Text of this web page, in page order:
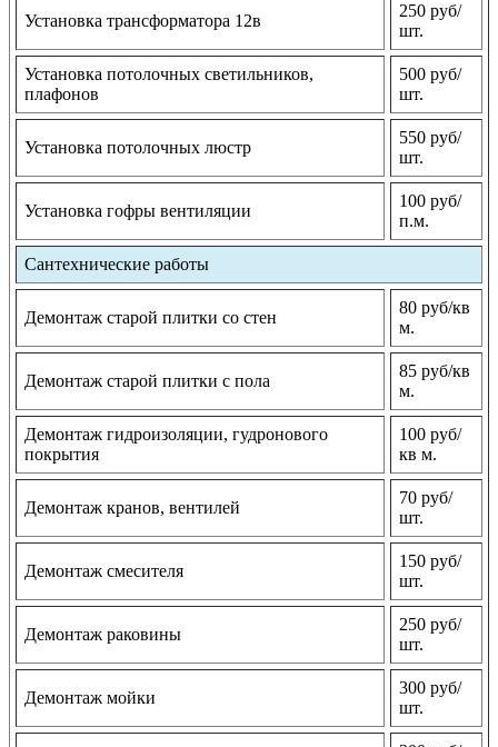
Установка трансформатора 12в
250 руб/
шт.
Установка потолочных светильников,
плафонов
500 руб/
шт.
Установка потолочных люстр
550 руб/
шт.
Установка гофры вентиляции
100 руб/
п.м.
Сантехнические работы
Демонтаж старой плитки со стен
80 руб/кв
м.
Демонтаж старой плитки с пола
85 руб/кв
м.
Демонтаж гидроизоляции, гудронового
покрытия
100 руб/
кв м.
Демонтаж кранов, вентилей
70 руб/
шт.
Демонтаж смесителя
150 руб/
шт.
Демонтаж раковины
250 руб/
шт.
Демонтаж мойки
300 руб/
шт.